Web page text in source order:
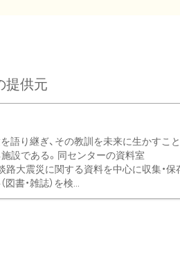
提供元
語り継ぎ、その教訓を未来に生かすこ
設である。同センターの資料室
大震災に関する資料を中心に収集・保
書・雑誌）を検...